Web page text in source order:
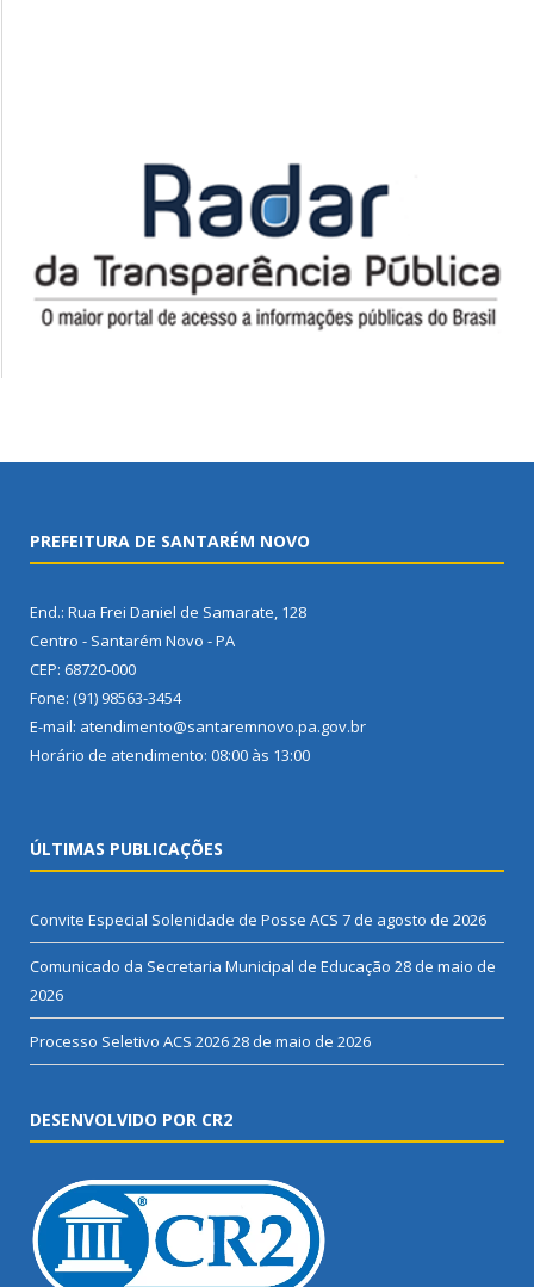
PREFEITURA DE SANTARÉM NOVO
End.: Rua Frei Daniel de Samarate, 128
Centro - Santarém Novo - PA
CEP: 68720-000
Fone: (91) 98563-3454
E-mail: atendimento@santaremnovo.pa.gov.br
Horário de atendimento: 08:00 às 13:00
ÚLTIMAS PUBLICAÇÕES
Convite Especial Solenidade de Posse ACS 7 de agosto de 2026
Comunicado da Secretaria Municipal de Educação 28 de maio de
2026
Processo Seletivo ACS 202628 de maio de 2026
DESENVOLVIDO POR CR2